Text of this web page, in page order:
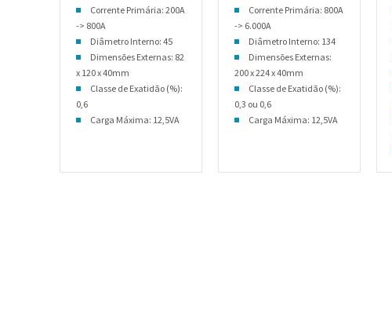
Corrente Primária: 200A
-> 800A
Diâmetro Interno: 45
Dimensões Externas: 82
x 120 x 40mm
Classe de Exatidão (%):
0,6
Carga Máxima: 12,5VA
Corrente Primária: 800A
-> 6.000A
Diâmetro Interno: 134
Dimensões Externas:
200 x 224 x 40mm
Classe de Exatidão (%):
0,3 ou 0,6
Carga Máxima: 12,5VA